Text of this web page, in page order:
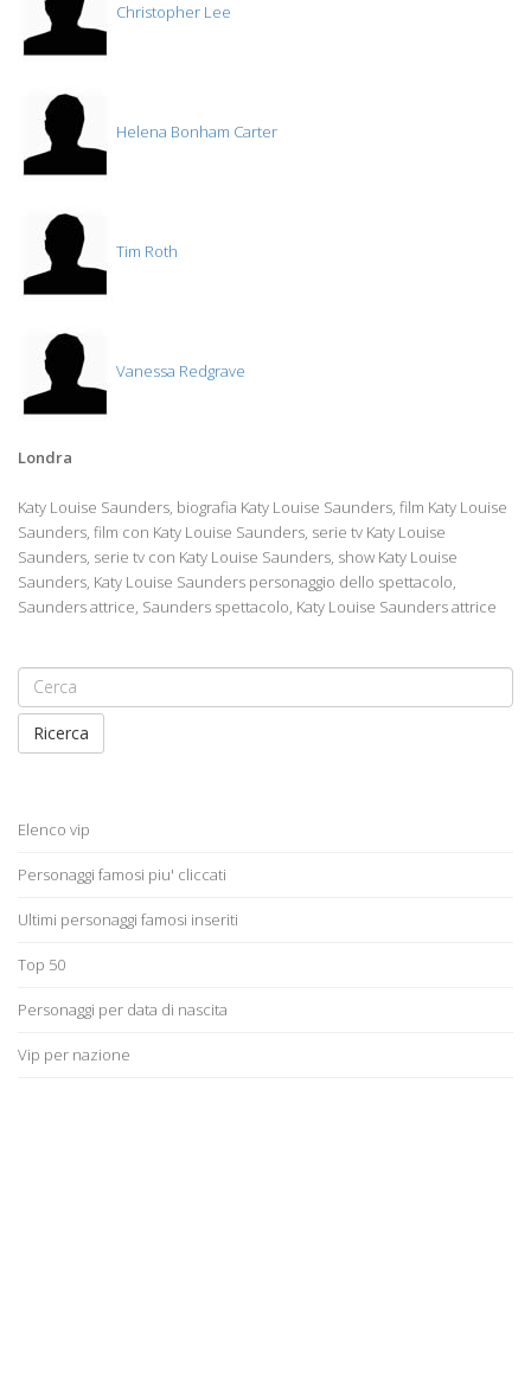
Christopher Lee
Helena Bonham Carter
Tim Roth
Vanessa Redgrave
Londra
Katy Louise Saunders, biografia Katy Louise Saunders, film Katy Louise
Saunders, film con Katy Louise Saunders, serie tv Katy Louise
Saunders, serie tv con Katy Louise Saunders, show Katy Louise
Saunders, Katy Louise Saunders personaggio dello spettacolo,
Saunders attrice, Saunders spettacolo, Katy Louise Saunders attrice
Ricerca
Elenco vip
Personaggi famosi piu' cliccati
Ultimi personaggi famosi inseriti
Top 50
Personaggi per data di nascita
Vip per nazione